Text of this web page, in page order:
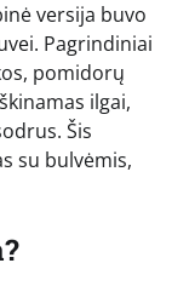
versija buvo
Pagrindiniai
pomidorų
ilgai,
Šis
su bulvėmis,